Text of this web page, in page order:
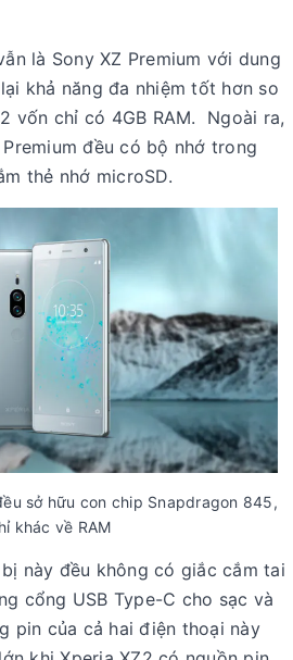
là Sony XZ Premium với dung
khả năng đa nhiệm tốt hơn so
vốn chỉ có 4GB RAM. Ngoài ra,
đều có bộ nhớ trong
thẻ nhớ microSD.
sở hữu con chip Snapdragon 845,
khác về RAM
này đều không có giắc cắm tai
cổng USB Type-C cho sạc và
pin của cả hai điện thoại này